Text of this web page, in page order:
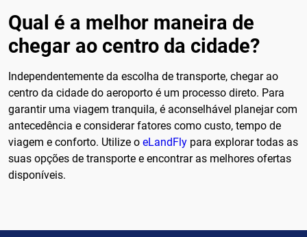
Qual é a melhor maneira de
chegar ao centro da cidade?
Independentemente da escolha de transporte, chegar ao
centro da cidade do aeroporto é um processo direto. Para
garantir uma viagem tranquila, é aconselhável planejar com
antecedência e considerar fatores como custo, tempo de
viagem e conforto. Utilize o eLandFly para explorar todas as
suas opções de transporte e encontrar as melhores ofertas
disponíveis.